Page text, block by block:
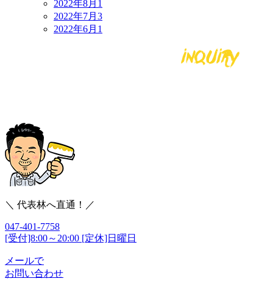
2022年8月 1
2022年7月 3
2022年6月 1
＼ 代表林へ直通！／
047-401-7758
[受付]8:00～20:00 [定休]日曜日
メールで
お問い合わせ